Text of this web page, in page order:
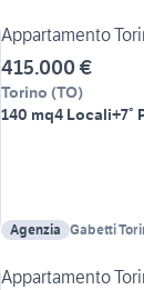
Appartamento
415.000 €
Torino (TO)
140 mq4 Locali+7°
Agenzia Gabetti
Appartamento